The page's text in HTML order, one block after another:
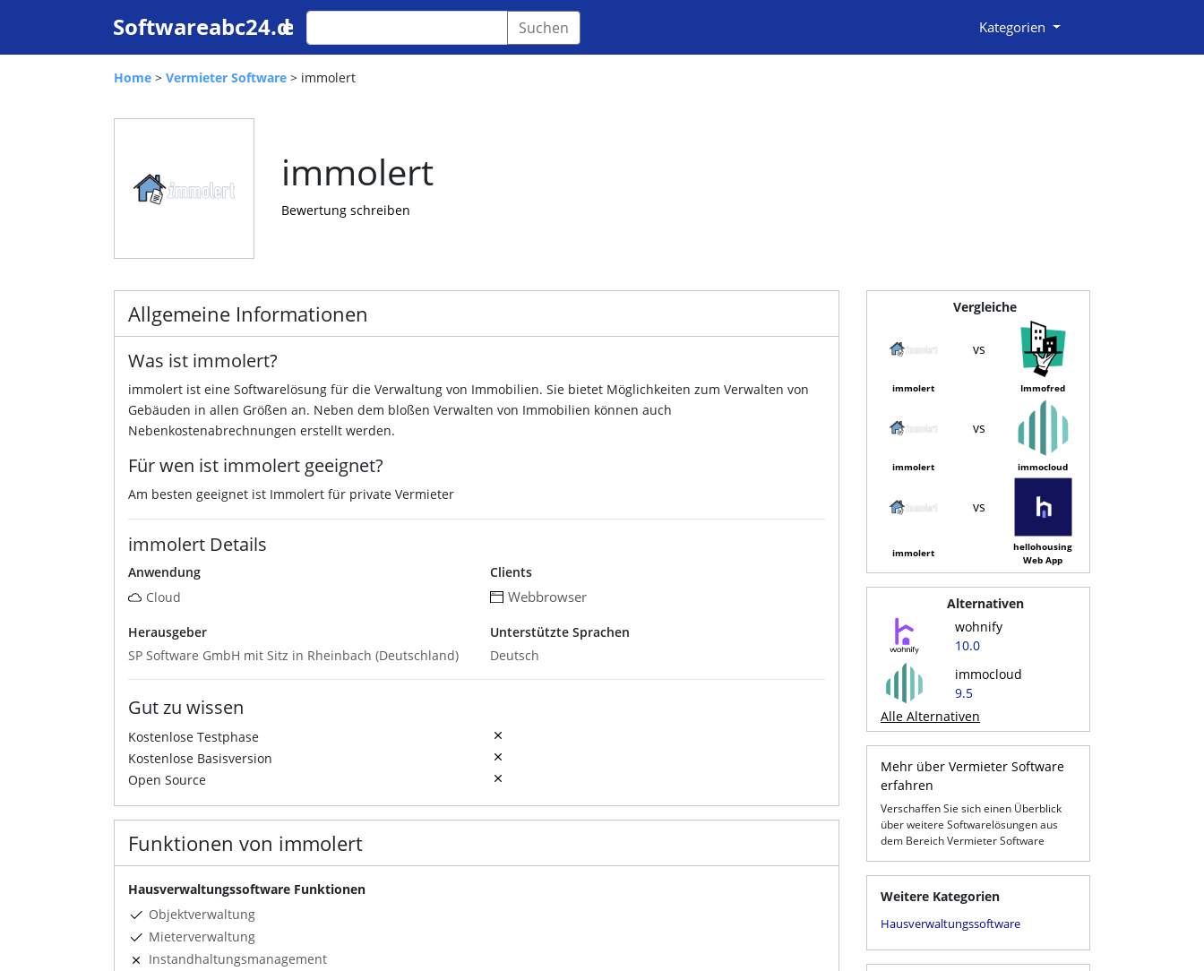
Suchen Kategorien
Home > Vermieter Software > immolert
immolert
Bewertung schreiben
Allgemeine Informationen
Was ist immolert?
immolert ist eine Softwarelösung für die Verwaltung von Immobilien. Sie bietet Möglichkeiten zum Verwalten von
Gebäuden in allen Größen an. Neben dem bloßen Verwalten von Immobilien können auch
Nebenkostenabrechnungen erstellt werden.
Für wen ist immolert geeignet?
Am besten geeignet ist Immolert für private Vermieter
immolert Details
Anwendung
Cloud
Clients
Webbrowser
Herausgeber
SP Software GmbH mit Sitz in Rheinbach (Deutschland)
Unterstützte Sprachen
Deutsch
Gut zu wissen
Kostenlose Testphase
Kostenlose Basisversion
Open Source
Funktionen von immolert
Hausverwaltungssoftware Funktionen
Objektverwaltung
Mieterverwaltung
Instandhaltungsmanagement
Vergleiche
vs
immolert Immofred
vs
immolert immocloud
vs
immolert
hellohousing
Web App
Alternativen
wohnify
10.0
immocloud
9.5
Alle Alternativen
Mehr über Vermieter Software
erfahren
Verschaffen Sie sich einen Überblick
über weitere Softwarelösungen aus
dem Bereich Vermieter Software
Weitere Kategorien
Hausverwaltungssoftware